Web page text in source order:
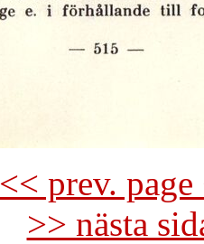
<< prev.
>> nästa